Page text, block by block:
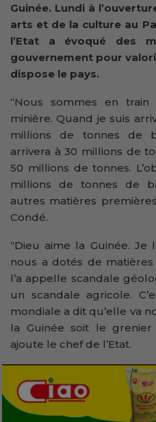
Guinée. Lundi à
arts et de la culture au
l’Etat a évoqué des
gouvernement pour
dispose le pays.
“Nous sommes en
minière. Quand je suis
millions de tonnes de
arrivera à 30 millions de
50 millions de tonnes.
millions de tonnes de
autres matières
Condé.
“Dieu aime la Guinée. Je
nous a dotés de
l’a appelle scandale
un scandale agricole.
mondiale a dit qu’elle va
la Guinée soit le grenier
ajoute le chef de l’Etat.